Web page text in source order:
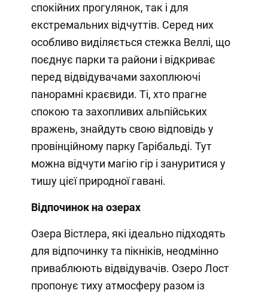
спокійних прогулянок, так і для
екстремальних відчуттів. Серед них
особливо виділяється стежка Веллі, що
поєднує парки та райони і відкриває
перед відвідувачами захоплюючі
панорамні краєвиди. Ті, хто прагне
спокою та захопливих альпійських
вражень, знайдуть свою відповідь у
провінційному парку Гарібальді. Тут
можна відчути магію гір і зануритися у
тишу цієї природної гавані.
Відпочинок на озерах
Озера Вістлера, які ідеально підходять
для відпочинку та пікніків, неодмінно
приваблюють відвідувачів. Озеро Лост
пропонує тиху атмосферу разом із